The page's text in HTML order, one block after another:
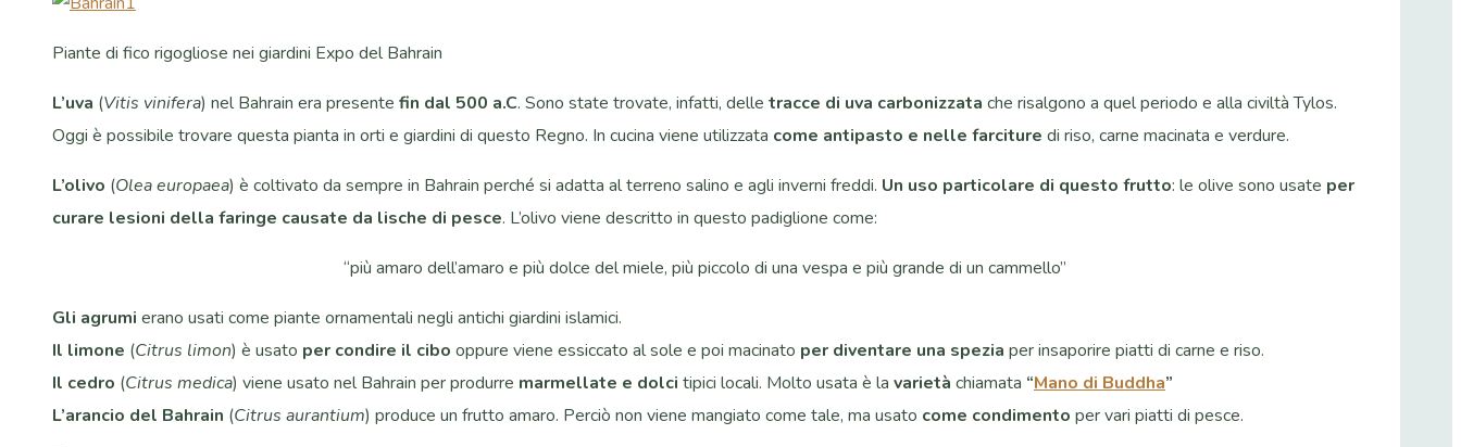
Piante di fico rigogliose nei giardini Expo del Bahrain
L’uva (Vitis vinifera) nel Bahrain era presente fin dal 500 a.C. Sono state trovate, infatti, delle tracce di uva carbonizzata che risalgono a quel periodo e alla civiltà Tylos.
Oggi è possibile trovare questa pianta in orti e giardini di questo Regno. In cucina viene utilizzata come antipasto e nelle farciture di riso, carne macinata e verdure.
L’olivo (Olea europaea) è coltivato da sempre in Bahrain perché si adatta al terreno salino e agli inverni freddi. Un uso particolare di questo frutto: le olive sono usate per
curare lesioni della faringe causate da lische di pesce. L’olivo viene descritto in questo padiglione come:
“più amaro dell’amaro e più dolce del miele, più piccolo di una vespa e più grande di un cammello”
Gli agrumi erano usati come piante ornamentali negli antichi giardini islamici.
Il limone (Citrus limon) è usato per condire il cibo oppure viene essiccato al sole e poi macinato per diventare una spezia per insaporire piatti di carne e riso.
Il cedro (Citrus medica) viene usato nel Bahrain per produrre marmellate e dolci tipici locali. Molto usata è la varietà chiamata “Mano di Buddha”
L’arancio del Bahrain (Citrus aurantium) produce un frutto amaro. Perciò non viene mangiato come tale, ma usato come condimento per vari piatti di pesce.